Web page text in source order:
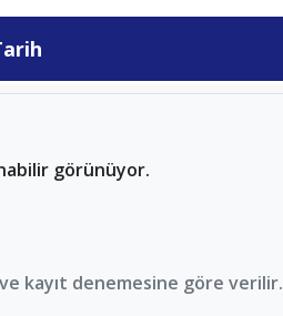
görünüyor.
kayıt denemesine göre verilir.